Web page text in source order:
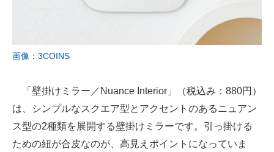
画像：3COINS
「壁掛けミラー／Nuance Interior」（税込み：880円）
は、シンプルなスクエア型とアクセントのあるニュアン
ス型の2種類を展開する壁掛けミラーです。引っ掛ける
ための紐が合皮なのが、高見えポイントになっていま